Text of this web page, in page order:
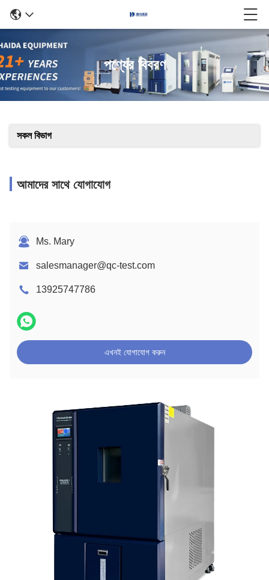
পণ্যের বিবরণ
সকল বিভাগ
আমাদের সাথে যোগাযোগ
Ms. Mary
salesmanager@qc-test.com
13925747786
এখনই যোগাযোগ করুন